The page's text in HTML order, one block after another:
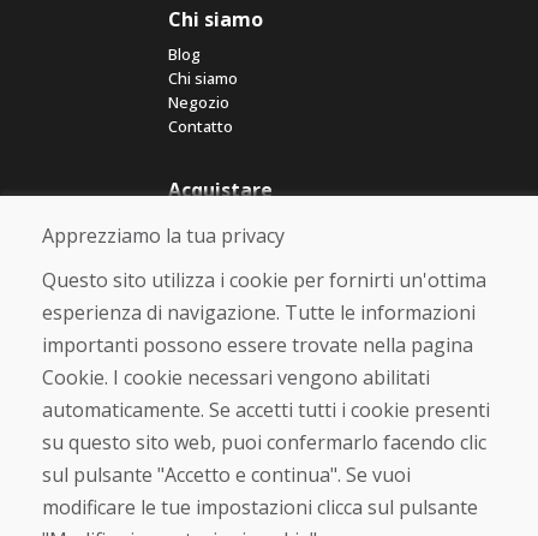
Chi siamo
Blog
Chi siamo
Negozio
Contatto
Acquistare
Negozio online
Termini e condizioni commerciali
Spedizione e pagamento
Reso e cambio merce
Protezione dei dati personali
Cookies
Verificato dai clienti
★★★★★
Apprezziamo la tua privacy
Questo sito utilizza i cookie per fornirti un'ottima
esperienza di navigazione. Tutte le informazioni
importanti possono essere trovate nella pagina
Cookie. I cookie necessari vengono abilitati
automaticamente. Se accetti tutti i cookie presenti
su questo sito web, puoi confermarlo facendo clic
sul pulsante "Accetto e continua". Se vuoi
modificare le tue impostazioni clicca sul pulsante